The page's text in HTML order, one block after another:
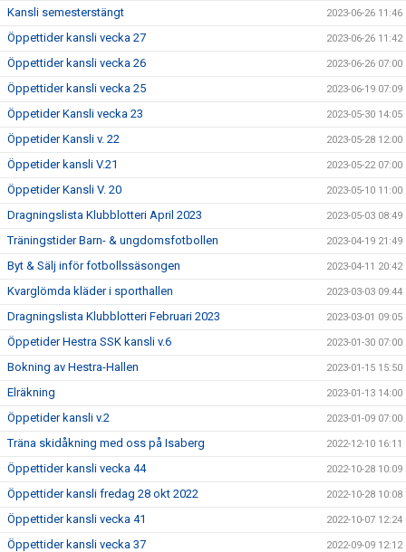
Kansli semesterstängt 2023-06-26 11:46
Öppettider kansli vecka 27 2023-06-26 11:42
Öppettider kansli vecka 26 2023-06-26 07:00
Öppettider kansli vecka 25 2023-06-19 07:09
Öppetider Kansli vecka 23 2023-05-30 14:05
Öppetider Kansli v. 22 2023-05-28 12:00
Öppetider kansli V.21 2023-05-22 07:00
Öppetider Kansli V. 20 2023-05-10 11:00
Dragningslista Klubblotteri April 2023 2023-05-03 08:49
Träningstider Barn- & ungdomsfotbollen 2023-04-19 21:49
Byt & Sälj inför fotbollssäsongen 2023-04-11 20:42
Kvarglömda kläder i sporthallen 2023-03-03 09:44
Dragningslista Klubblotteri Februari 2023 2023-03-01 09:05
Öppetider Hestra SSK kansli v.6 2023-01-30 07:00
Bokning av Hestra-Hallen 2023-01-15 15:50
Elräkning 2023-01-13 14:00
Öppetider kansli v.2 2023-01-09 07:00
Träna skidåkning med oss på Isaberg 2022-12-10 16:11
Öppettider kansli vecka 44 2022-10-28 10:09
Öppettider kansli fredag 28 okt 2022 2022-10-28 10:08
Öppettider kansli vecka 41 2022-10-07 12:24
Öppettider kansli vecka 37 2022-09-09 12:12